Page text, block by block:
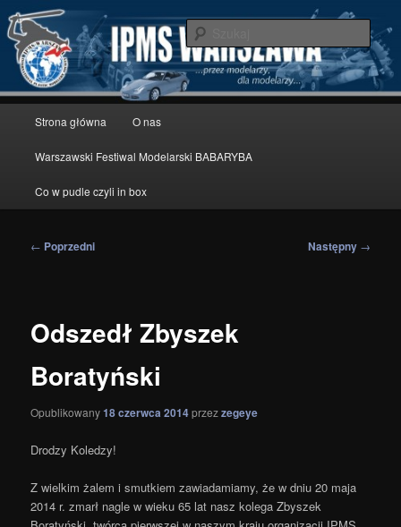
Przeskocz
do
tekstu
IPMS Warszawa
modelarstwo redukcyjne
Strona główna O nas
Warszawski Festiwal Modelarski BABARYBA
Co w pudle czyli in box
Nawigacja
← Poprzedni Następny →
Odszedł Zbyszek
Boratyński
Opublikowany18 czerwca 2014przezzegeye
Drodzy Koledzy!
Z wielkim żalem i smutkiem zawiadamiamy, że w dniu 20 maja
2014 r. zmarł nagle w wieku 65 lat nasz kolega Zbyszek